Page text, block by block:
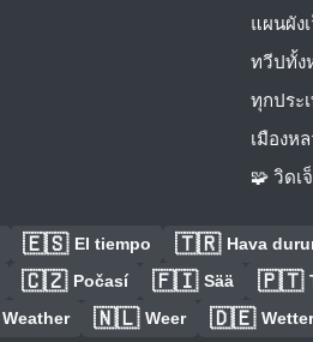
แผนผัง
ทวีปทั้ง
ทุกประ
เมืองห
🧩 วิด
🇪🇸 El tiempo 🇹🇷 Hava
🇨🇿 Počasí 🇫🇮 Sää 🇵🇹
Weather 🇳🇱 Weer 🇩🇪 Wetter